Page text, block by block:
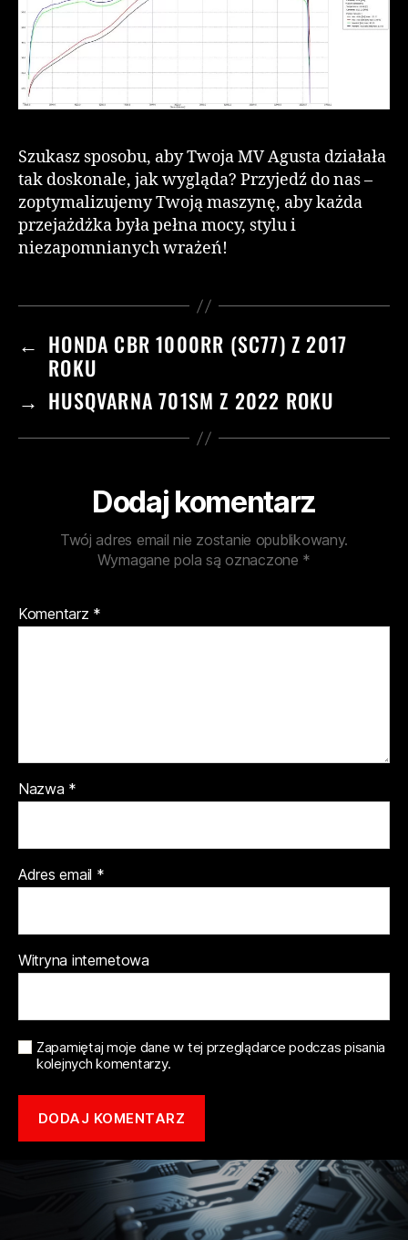
Szukasz sposobu, aby Twoja MV Agusta działała
tak doskonale, jak wygląda? Przyjedź do nas –
zoptymalizujemy Twoją maszynę, aby każda
przejażdżka była pełna mocy, stylu i
niezapomnianych wrażeń!
← HONDA CBR 1000RR (SC77) Z 2017
ROKU
→ HUSQVARNA 701SM Z 2022 ROKU
Dodaj komentarz
Twój adres email nie zostanie opublikowany.
Wymagane pola są oznaczone *
Komentarz *
Nazwa *
Adres email *
Witryna internetowa
Zapamiętaj moje dane w tej przeglądarce podczas pisania
kolejnych komentarzy.
Copyright © 2021 mototune.com.pl |Polityka prywatności| Stworzone w
ramachatwi.pl